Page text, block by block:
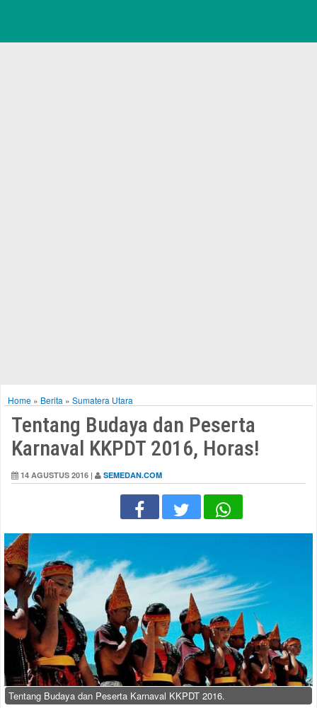
Home » Berita » Sumatera Utara
Tentang Budaya dan Peserta
Karnaval KKPDT 2016, Horas!
14 AGUSTUS 2016 | SEMEDAN.COM
Tentang Budaya dan Peserta Karnaval KKPDT 2016.